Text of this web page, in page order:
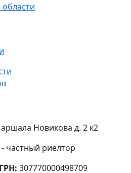
Новикова д. 2 к2
частный риелтор
307770000498709